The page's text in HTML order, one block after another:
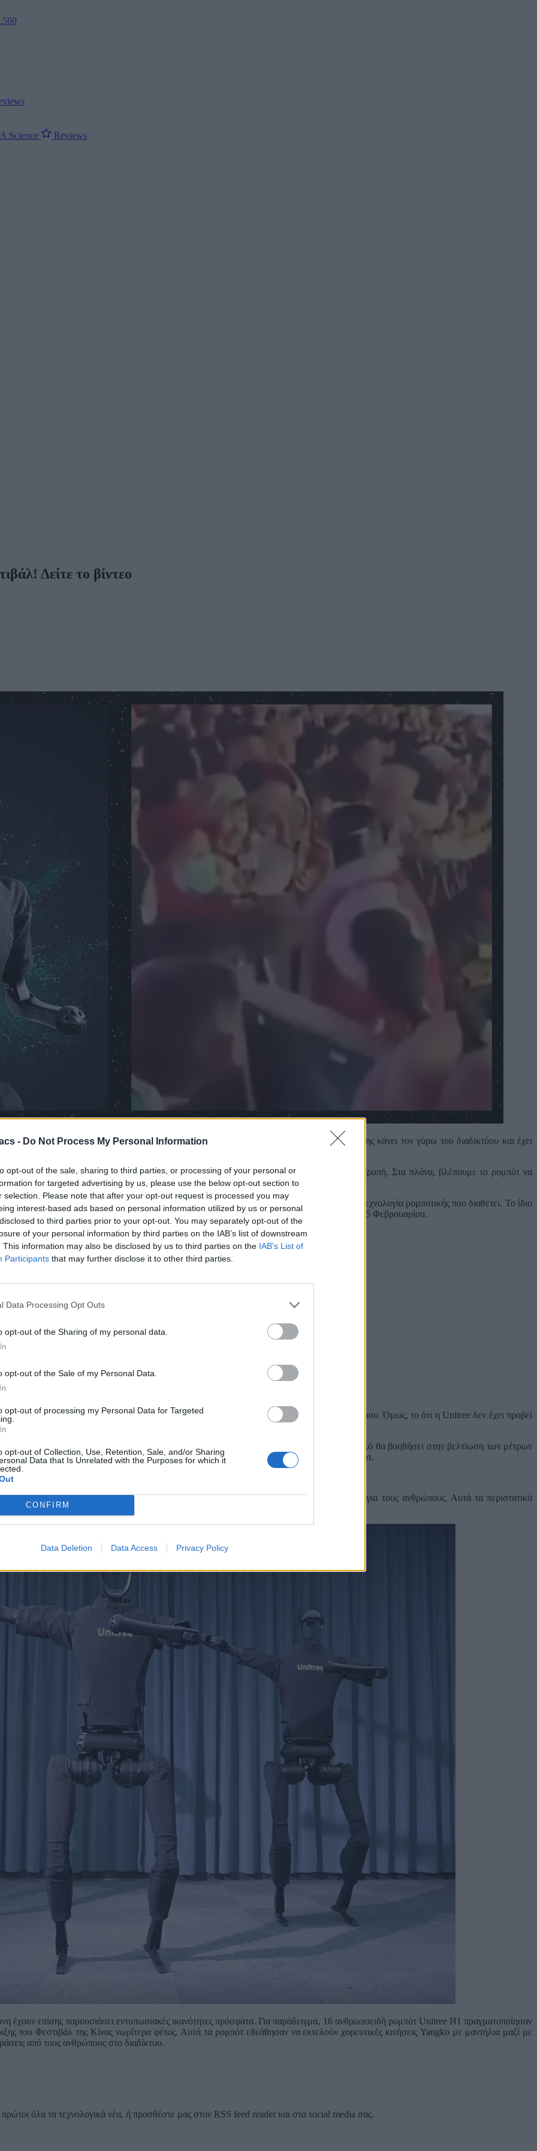
- Do Not Process My Personal Information
opt-out of the sale, sharing to third parties, or processing of your personal or
for targeted advertising by us, please use the below opt-out section to
selection. Please note that after your opt-out request is processed you may
interest-based ads based on personal information utilized by us or personal
to third parties prior to your opt-out. You may separately opt-out of the
of your personal information by third parties on the IAB’s list of downstream
This information may also be disclosed by us to third parties on the IAB’s List of
Participants that may further disclose it to other third parties.
Data Processing Opt Outs
opt-out of the Sharing of my personal data.
opt-out of the Sale of my Personal Data.
opt-out of processing my Personal Data for Targeted
opt-out of Collection, Use, Retention, Sale, and/or Sharing
Data that Is Unrelated with the Purposes for which it
CONFIRM
Data Deletion Data Access Privacy Policy
Science Reviews
Δείτε το βίντεο
ένα ρομπότ τεχνητής νοημοσύνης (AI) επιτέθηκε σε ανθρώπους. Το βίντεο της επίθεσης κάνει τον γύρω του διαδικτύου και έχει
που ενσωματώνεται σε μηχανές.
εκεί και ευτυχώς το σταμάτησαν οι φρουροί πριν τα πράγματα πάρουν άσχημη τροπή. Στα πλάνα, βλέπουμε το ρομπότ να
οι φρουροί που ήταν στο σημείο.
ρομπότ της Unitree Robotics, μια κινεζική εταιρεία γνωστή για την προηγμένη τεχνολογία ρομποτικής που διαθέτει. Το ίδιο
επίδειξης των νέων τεχνολογιών, κατά τη διάρκεια του Φεστιβάλ Φαναριών Taishan, στις 15 Φεβρουαρίου.
πράξη, ενώ άλλοι έσπευσαν να δικαιολογήσουν το ρομπότ, λέγοντας πως ίσως σκόνταψε κάπου. Όμως, το ότι η Unitree δεν έχει προβεί
το ρομπότ είχε περάσει τις δοκιμές χωρίς προβλήματα. Πιστεύουν πως αυτό το περιστατικό θα βοηθήσει στην βελτίωση των μέτρων
φάση, οι δηλώσεις για το θέμα αναφέρουν δυσλειτουργία στο λογισμικό του AI ρομπότ.
viral εφαρμογή γκρεμίζει τα Google Maps ως η καλύτερη εναλλακτική
όπου τα ρομπότ με τεχνητή νοημοσύνη δυσλειτουργούσαν και θέτουν κινδύνους για τους ανθρώπους. Αυτά τα περιστατικά
αυτά τα προηγμένα μηχανήματα για δημόσια αλληλεπίδραση.
έχουν επίσης παρουσιάσει εντυπωσιακές ικανότητες πρόσφατα. Για παράδειγμα, 16 ανθρωποειδή ρομπότ Unitree H1 πραγματοποίησαν
του Φεστιβάλ της Κίνας νωρίτερα φέτος. Αυτά τα ρομπότ εθεάθησαν να εκτελούν χορευτικές κινήσεις Yangko με μαντήλια μαζί με
από τους ανθρώπους στο διαδίκτυο.
όλα τα τεχνολογικά νέα, ή προσθέστε μας στον RSS feed reader και στα social media σας.